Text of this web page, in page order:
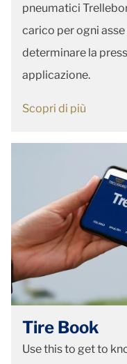
pneumatici
carico per ogni
determinare la
applicazione.
Scopri di più
Tire Book
Use this to get to